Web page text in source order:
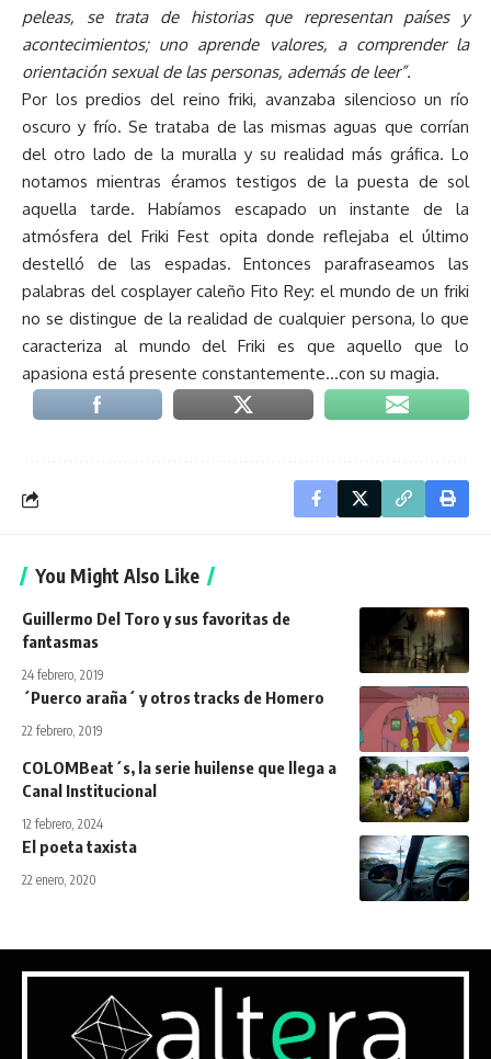
peleas, se trata de historias que representan países y
acontecimientos; uno aprende valores, a comprender la
orientación sexual de las personas, además de leer”.
Por los predios del reino friki, avanzaba silencioso un río
oscuro y frío. Se trataba de las mismas aguas que corrían
del otro lado de la muralla y su realidad más gráfica. Lo
notamos mientras éramos testigos de la puesta de sol
aquella tarde. Habíamos escapado un instante de la
atmósfera del Friki Fest opita donde reflejaba el último
destelló de las espadas. Entonces parafraseamos las
palabras del cosplayer caleño Fito Rey: el mundo de un friki
no se distingue de la realidad de cualquier persona, lo que
caracteriza al mundo del Friki es que aquello que lo
apasiona está presente constantemente…con su magia.
You Might Also Like
Guillermo Del Toro y sus favoritas de
fantasmas
24 febrero, 2019
´Puerco araña´ y otros tracks de Homero
22 febrero, 2019
COLOMBeat´s, la serie huilense que llega a
Canal Institucional
12 febrero, 2024
El poeta taxista
22 enero, 2020